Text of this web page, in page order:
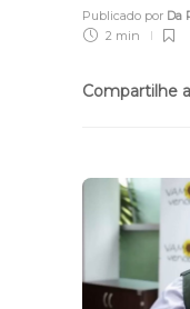
Publicado por Da
2 min
Compartilhe